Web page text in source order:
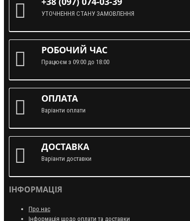
УТОЧНЕННЯ СТАНУ ЗАМОВЛЕННЯ
РОБОЧИЙ ЧАС
Працюєм з 09:00 до 18:00
ОПЛАТА
Варіанти оплати
ДОСТАВКА
Варіанти доставки
ІНФОРМАЦІЯ
Про нас
Інформація щодо оплати та доставки